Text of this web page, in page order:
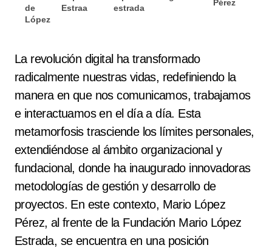
de
López
Estraa
estrada
Pérez
La revolución digital ha transformado
radicalmente nuestras vidas, redefiniendo la
manera en que nos comunicamos, trabajamos
e interactuamos en el día a día. Esta
metamorfosis trasciende los límites personales,
extendiéndose al ámbito organizacional y
fundacional, donde ha inaugurado innovadoras
metodologías de gestión y desarrollo de
proyectos. En este contexto, Mario López
Pérez, al frente de la Fundación Mario López
Estrada, se encuentra en una posición